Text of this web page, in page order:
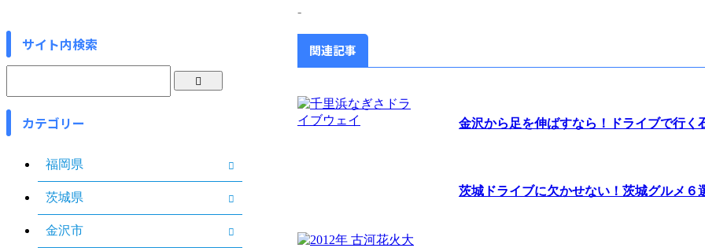
-
関連記事
金沢から足を伸ばすなら！ドライブで行く
茨城ドライブに欠かせない！茨城グルメ６
サイト内検索
カテゴリー
福岡県
茨城県
金沢市